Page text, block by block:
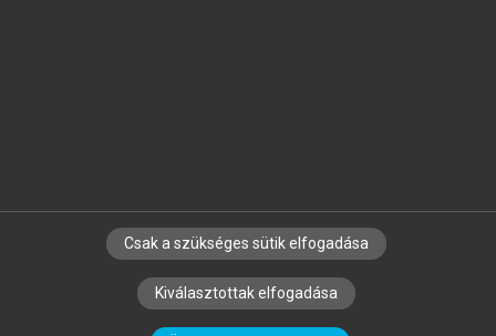
SZERZŐKNEK CÉGEKNEK KÖNYVTÁROSOKNAK
SZERKESZTÉSI ÉS LEKTORÁLÁSI ALAPELVEK
Csak a szükséges sütik elfogadása
Kiválasztottak elfogadása